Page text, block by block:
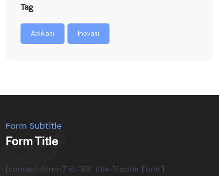
Tag
Aplikasi Inovasi
Form Subtitle
Form Title
[contact-form-7 id="89" title="Footer Form"]